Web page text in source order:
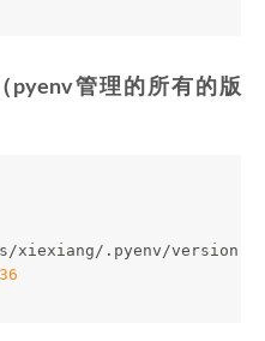
pyenv管理的所有的版
xiexiang/.pyenv/version)
36